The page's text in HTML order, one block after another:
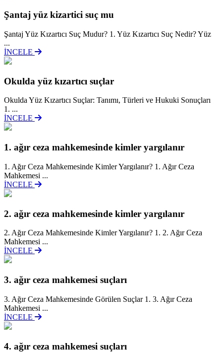
Şantaj yüz kizartici suç mu
Şantaj Yüz Kızartıcı Suç Mudur? 1. Yüz Kızartıcı Suç Nedir? Yüz
...
İNCELE
Okulda yüz kızartıcı suçlar
Okulda Yüz Kızartıcı Suçlar: Tanımı, Türleri ve Hukuki Sonuçları
1. ...
İNCELE
1. ağır ceza mahkemesinde kimler yargılanır
1. Ağır Ceza Mahkemesinde Kimler Yargılanır? 1. Ağır Ceza
Mahkemesi ...
İNCELE
2. ağır ceza mahkemesinde kimler yargılanır
2. Ağır Ceza Mahkemesinde Kimler Yargılanır? 1. 2. Ağır Ceza
Mahkemesi ...
İNCELE
3. ağır ceza mahkemesi suçları
3. Ağır Ceza Mahkemesinde Görülen Suçlar 1. 3. Ağır Ceza
Mahkemesi ...
İNCELE
4. ağır ceza mahkemesi suçları